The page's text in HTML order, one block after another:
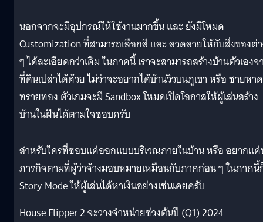
นอกจากจะมีอุปกรณ์ให้ใช้งานมากขึ้น และ ยังมีโหมด
Customization ที่สามารถเลือกสี และ ลวดลายให้กับสิ่งของต่
ๆ ได้ละเอียดกว่าเดิม ในภาคนี้ เราจะสามารถสร้างบ้านตัวเองจ
ที่ดินเปล่าได้ด้วย ไม่ว่าจะอยากได้บ้านวิวบนภูเขา หรือ ชายหาด
ทรายทอง ตัวเกมจะมี Sandbox โหมดเปิดโอกาสให้ผู้เล่นสร้าง
บ้านในฝันได้ตามใจชอบครับ
สำหรับใครที่ชอบแค่ออกแบบบริเวณภายในบ้าน หรือ อยากแ
ภารกิจตามที่ผู้ว่าจ้างมอบหมายเหมือนกับภาคก่อน ๆ ในภาค
Story Mode ให้ผู้เล่นได้หาเงินอย่างเช่นเคยครับ
House Flipper 2 จะวางจำหน่ายช่วงต้นปี (Q1) 2024